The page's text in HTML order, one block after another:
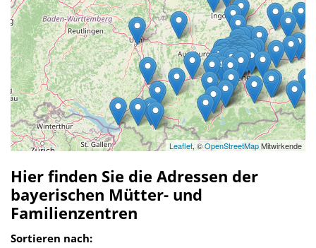
Leaflet, ©OpenStreetMapMitwirkende
Hier finden Sie die Adressen der
bayerischen Mütter- und
Familienzentren
Sortieren nach: